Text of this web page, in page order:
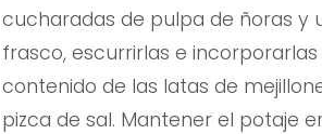
cucharadas de pulpa de ñoras y
frasco, escurrirlas e
contenido de las latas de
pizca de sal. Mantener el potaje